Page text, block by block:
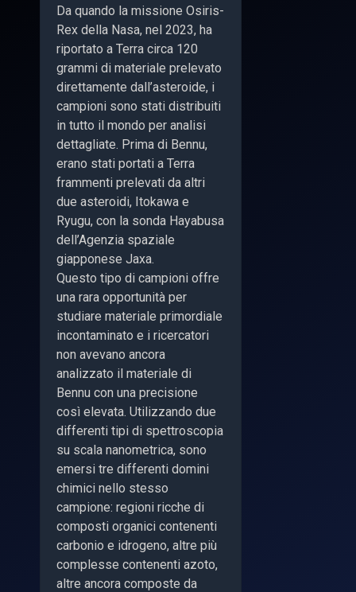
Da quando la missione Osiris-
Rex della Nasa, nel 2023, ha
riportato a Terra circa 120
grammi di materiale prelevato
direttamente dall’asteroide, i
campioni sono stati distribuiti
in tutto il mondo per analisi
dettagliate. Prima di Bennu,
erano stati portati a Terra
frammenti prelevati da altri
due asteroidi, Itokawa e
Ryugu, con la sonda Hayabusa
dell’Agenzia spaziale
giapponese Jaxa.
Questo tipo di campioni offre
una rara opportunità per
studiare materiale primordiale
incontaminato e i ricercatori
non avevano ancora
analizzato il materiale di
Bennu con una precisione
così elevata. Utilizzando due
differenti tipi di spettroscopia
su scala nanometrica, sono
emersi tre differenti domini
chimici nello stesso
campione: regioni ricche di
composti organici contenenti
carbonio e idrogeno, altre più
complesse contenenti azoto,
altre ancora composte da